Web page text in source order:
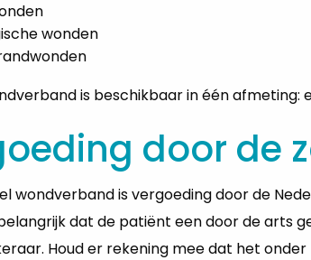
wonden
is beschikbaar in één afmeting:
door de
wondverband is vergoeding door de
dat de patiënt een door de arts
Houd er rekening mee dat het onder